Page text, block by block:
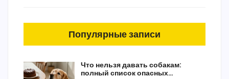
Популярные записи
Что нельзя давать собакам:
полный список опасных